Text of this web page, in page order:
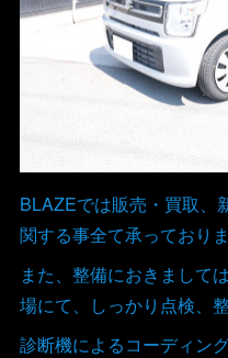
BLAZEでは販売・買取、
関する事全て承っておりま
また、整備におきまして
場にて、しっかり点検、
診断機によるコーディン